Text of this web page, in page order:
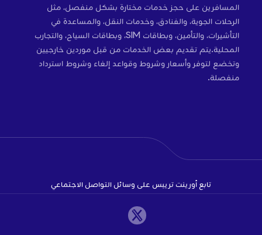
المسافرين على حجز خدمات مختارة بشكل منفصل، مثل
الرحلات الجوية، والفنادق، وخدمات النقل، والمساعدة في
التأشيرات، والتأمين، وبطاقات SIM، وبطاقات السياح، والتجارب
المحلية.يتم تقديم بعض الخدمات من قبل موردين خارجيين
وتخضع لتوفر وأسعار وشروط وقواعد إلغاء وشروط استرداد
منفصلة.
تابع أورينت تريبس على وسائل التواصل الاجتماعي